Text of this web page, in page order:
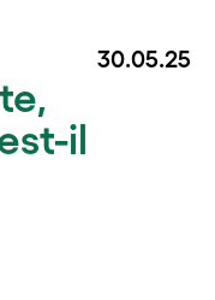
30.05.25
il